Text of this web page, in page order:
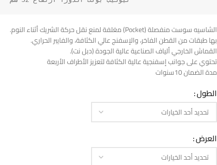
الشاسيه سوست منفصلة (Pocket) مغلفة لمنع نقل حركة الشريك أثناء النوم.
بها طبقات من القطن الفاخر، والإسفنج عالي الكثافة، والفايبر الحراري.
القماش الخارجي ألياف الصناعية عالية الجودة (دبل نت).
تحتوي على جوانب إسفنجية عالية الكثافة لتعزيز الأطراف الأربعة
مدة الضمان 10سنوات
الطول
العرض